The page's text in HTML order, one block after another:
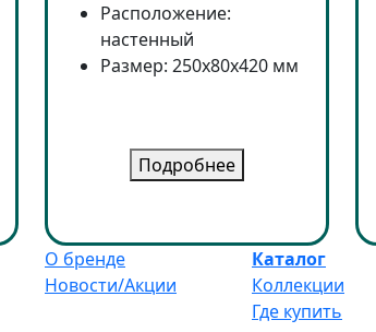
Расположение:
настенный
Размер: 250x80x420 мм
Подробнее
О бренде
Новости/Акции
Каталог
Коллекции
Где купить